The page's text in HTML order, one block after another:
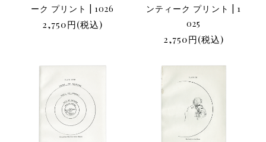
ーク プリント | 1026
2,750円(税込)
ンティーク プリント | 1
025
2,750円(税込)